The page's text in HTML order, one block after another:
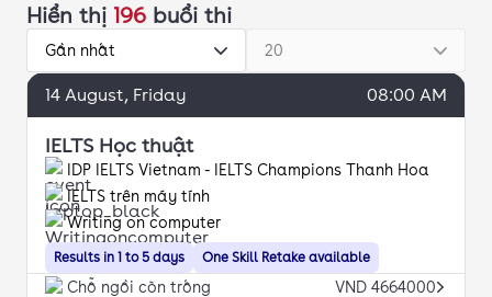
Hiển thị 196 buổi thi
Gần nhất 20
14 August, Friday 08:00 AM
IELTS Học thuật
IDP IELTS Vietnam - IELTS Champions Thanh Hoa
Results in 1 to 5 days
IELTS trên máy tính
Writing on computer
One Skill Retake available
Chỗ ngồi còn trống VND 4664000